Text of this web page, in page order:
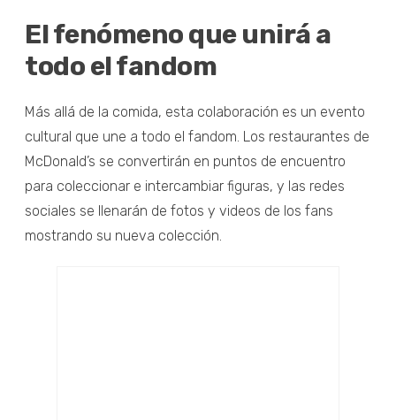
El fenómeno que unirá a
todo el fandom
Más allá de la comida, esta colaboración es un evento
cultural que une a todo el fandom. Los restaurantes de
McDonald’s se convertirán en puntos de encuentro
para coleccionar e intercambiar figuras, y las redes
sociales se llenarán de fotos y videos de los fans
mostrando su nueva colección.